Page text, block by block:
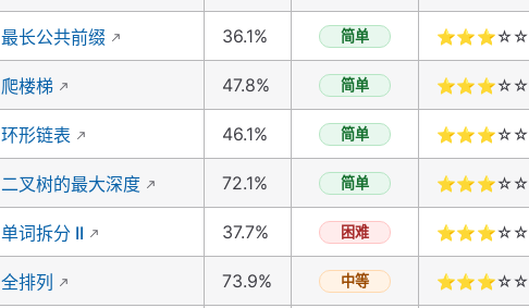
最长公共前缀 36.1% 简单 ⭐⭐⭐☆☆
爬楼梯 47.8% 简单 ⭐⭐⭐☆☆
环形链表 46.1% 简单 ⭐⭐⭐☆☆
二叉树的最大深度 72.1% 简单 ⭐⭐⭐☆☆
单词拆分 II 37.7% 困难 ⭐⭐⭐☆☆
全排列 73.9% 中等 ⭐⭐⭐☆☆